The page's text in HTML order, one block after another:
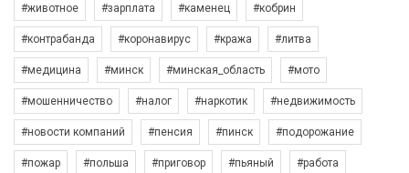
#животное #зарплата #каменец #кобрин
#контрабанда #коронавирус #кража #литва
#медицина #минск #минская_область #мото
#мошенничество #налог #наркотик #недвижимость
#новости компаний #пенсия #пинск #подорожание
#пожар #польша #приговор #пьяный #работа